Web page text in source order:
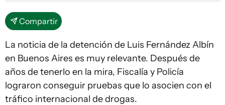
Compartir
La noticia de la detención de Luis Fernández Albín
en Buenos Aires es muy relevante. Después de
años de tenerlo en la mira, Fiscalía y Policía
lograron conseguir pruebas que lo asocien con el
tráfico internacional de drogas.